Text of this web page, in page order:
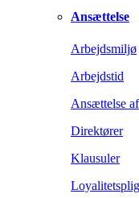
Ansættelse
Arbejdsmiljø
Arbejdstid
Ansættelse
Direktører
Klausuler